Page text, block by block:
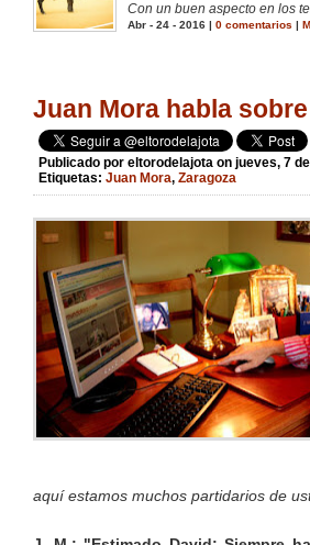
Con un buen aspecto en los
Abr - 24 - 2016 | 0 comentarios
Juan Mora habla
Publicado por eltorodelajota on jueves, 7
Etiquetas: Juan Mora, Zaragoza
aquí estamos muchos partidarios de